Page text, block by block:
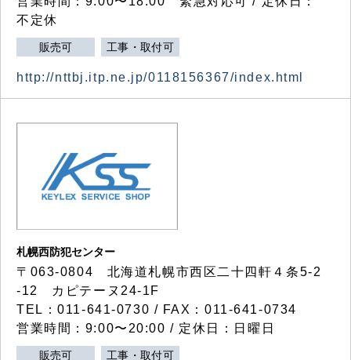
不定休
販売可 工事・取付可
http://nttbj.itp.ne.jp/0118156367/index.html
札幌西防犯センター
〒063-0804 北海道札幌市西区二十四軒４条5-2
-12 カピテーヌ24-1F
TEL：011-641-0730 / FAX：011-641-0734
営業時間：9:00〜20:00 / 定休日：日曜日
販売可 工事・取付可